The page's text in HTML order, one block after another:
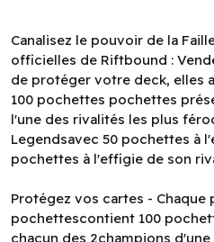
Canalisez le pouvoir de la
officielles de Riftbound :
de protéger votre deck, elles
100 pochettes pochettes
l'une des rivalités les plus
Legendsavec 50 pochettes à
pochettes à l'effigie de son
Protégez vos cartes - Chaque
pochettescontient 100
chacun des 2champions